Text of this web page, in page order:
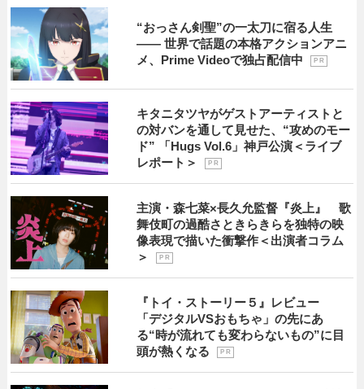
“おっさん剣聖”の一太刀に宿る人生
―― 世界で話題の本格アクションアニ
メ、Prime Videoで独占配信中
P R
キタニタツヤがゲストアーティストと
の対バンを通して見せた、“攻めのモー
ド” 「Hugs Vol.6」神戸公演＜ライブ
レポート＞
P R
主演・森七菜×長久允監督『炎上』 歌
舞伎町の過酷さときらきらを独特の映
像表現で描いた衝撃作＜出演者コラム
＞
P R
『トイ・ストーリー５』レビュー
「デジタルVSおもちゃ」の先にあ
る“時が流れても変わらないもの”に目
頭が熱くなる
P R